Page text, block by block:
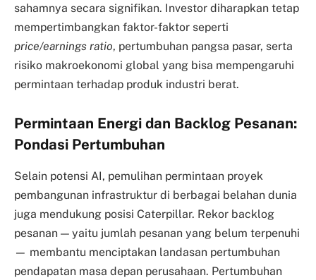
sahamnya secara signifikan. Investor diharapkan tetap
mempertimbangkan faktor-faktor seperti
price/earnings ratio, pertumbuhan pangsa pasar, serta
risiko makroekonomi global yang bisa mempengaruhi
permintaan terhadap produk industri berat.
Permintaan Energi dan Backlog Pesanan:
Pondasi Pertumbuhan
Selain potensi AI, pemulihan permintaan proyek
pembangunan infrastruktur di berbagai belahan dunia
juga mendukung posisi Caterpillar. Rekor backlog
pesanan — yaitu jumlah pesanan yang belum terpenuhi
— membantu menciptakan landasan pertumbuhan
pendapatan masa depan perusahaan. Pertumbuhan